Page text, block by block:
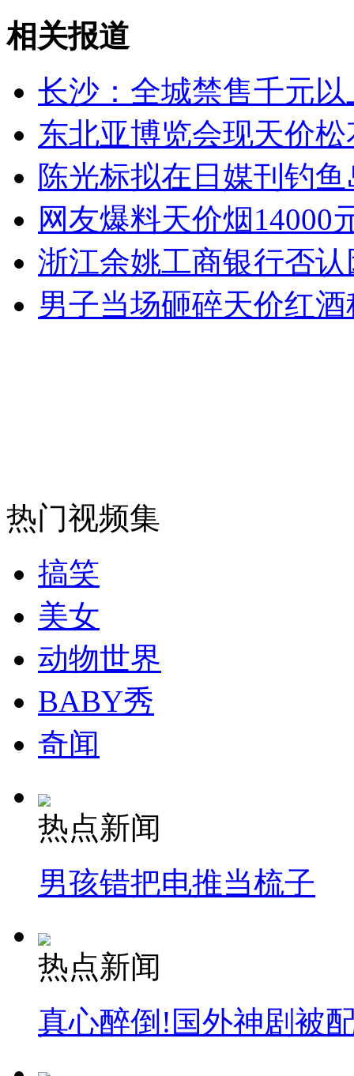
司机酒驾遇交警 急速倒车逃窜
相关报道
长沙：全城禁售千元
东北亚博览会现天价
陈光标拟在日媒刊钓
网友爆料天价烟14000
浙江余姚工商银行否
男子当场砸碎天价红
热门视频集
搞笑
美女
动物世界
BABY秀
奇闻
热点新闻
男孩错把电推当梳子
热点新闻
真心醉倒!国外神剧被